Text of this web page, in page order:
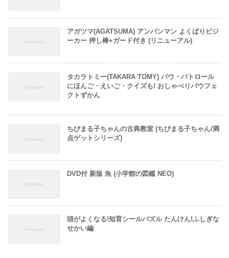
アガツマ(AGATSUMA) アンパンマン よくばりビジ
ーカー 押し棒+ガード付き (リニューアル)
タカラトミー(TAKARA TOMY) パウ・パトロール
にほんご・えいご・クイズも! おしゃべりパウフェ
クトずかん
ちびまる子ちゃんの古典教室 (ちびまる子ちゃん/満
点ゲットシリーズ)
DVD付 新版 魚 (小学館の図鑑 NEO)
頭がよくなる!知育シールパズル たんけん!ふしぎな
せかい編